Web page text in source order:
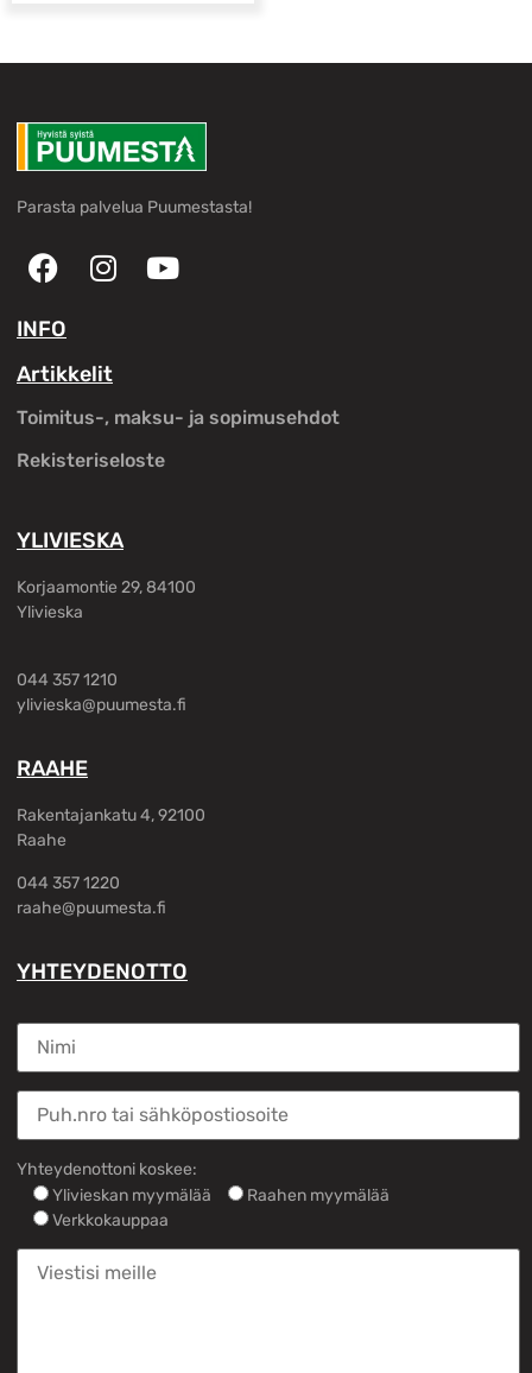
Parasta palvelua Puumestasta!
INFO
Artikkelit
Toimitus-, maksu- ja sopimusehdot
Rekisteriseloste
YLIVIESKA
Korjaamontie 29, 84100
Ylivieska
044 357 1210
ylivieska@puumesta.fi
RAAHE
Rakentajankatu 4, 92100
Raahe
044 357 1220
raahe@puumesta.fi
YHTEYDENOTTO
Yhteydenottoni koskee:
Ylivieskan myymälää
Raahen myymälää
Verkkokauppaa